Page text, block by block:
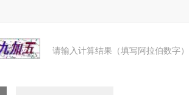
请输入计算结果（填写阿拉伯数字